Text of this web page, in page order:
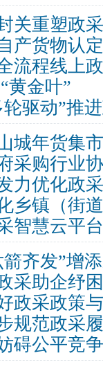
关重塑政
产货物认
流程线上
黄金叶”
驱动”推
城年货集
采购行业
力优化政
乡镇（街
智慧云平
齐发”增
采助企纾
政采政策
规范政采
碍公平竞